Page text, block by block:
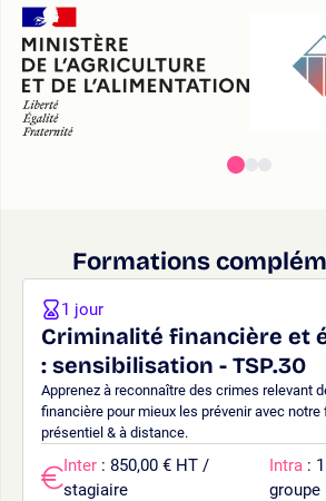
Formations
Criminalité financière et
: sensibilisation - TSP.30
Apprenez à reconnaître des crimes relevant
financière pour mieux les prévenir avec notre
présentiel & à distance.
1 jour
Inter : 850,00 € HT /
stagiaire
Intra :
groupe